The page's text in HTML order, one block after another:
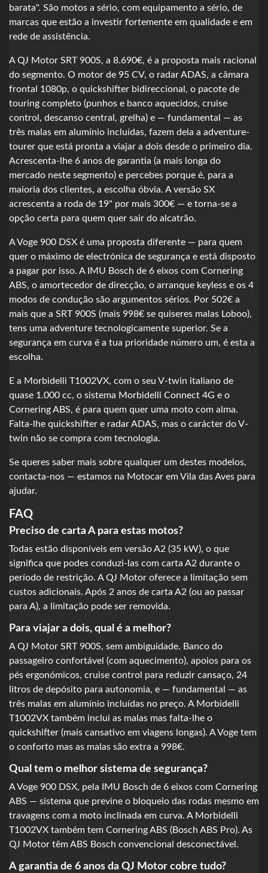
barata". São motos a sério, com equipamento a sério, de
marcas que estão a investir fortemente em qualidade e em
rede de assistência.
A QJ Motor SRT 900S, a 8.690€, é a proposta mais racional
do segmento. O motor de 95 CV, o radar ADAS, a câmara
frontal 1080p, o quickshifter bidireccional, o pacote de
touring completo (punhos e banco aquecidos, cruise
control, descanso central, grelha) e — fundamental — as
três malas em alumínio incluídas, fazem dela a adventure-
tourer que está pronta a viajar a dois desde o primeiro dia.
Acrescenta-lhe 6 anos de garantia (a mais longa do
mercado neste segmento) e percebes porque é, para a
maioria dos clientes, a escolha óbvia. A versão SX
acrescenta a roda de 19" por mais 300€ — e torna-se a
opção certa para quem quer sair do alcatrão.
A Voge 900 DSX é uma proposta diferente — para quem
quer o máximo de electrónica de segurança e está disposto
a pagar por isso. A IMU Bosch de 6 eixos com Cornering
ABS, o amortecedor de direcção, o arranque keyless e os 4
modos de condução são argumentos sérios. Por 502€ a
mais que a SRT 900S (mais 998€ se quiseres malas Loboo),
tens uma adventure tecnologicamente superior. Se a
segurança em curva é a tua prioridade número um, é esta a
escolha.
E a Morbidelli T1002VX, com o seu V-twin italiano de
quase 1.000 cc, o sistema Morbidelli Connect 4G e o
Cornering ABS, é para quem quer uma moto com alma.
Falta-lhe quickshifter e radar ADAS, mas o carácter do V-
twin não se compra com tecnologia.
Se queres saber mais sobre qualquer um destes modelos,
contacta-nos — estamos na Motocar em Vila das Aves para
ajudar.
FAQ
Preciso de carta A para estas motos?
Todas estão disponíveis em versão A2 (35 kW), o que
significa que podes conduzi-las com carta A2 durante o
período de restrição. A QJ Motor oferece a limitação sem
custos adicionais. Após 2 anos de carta A2 (ou ao passar
para A), a limitação pode ser removida.
Para viajar a dois, qual é a melhor?
A QJ Motor SRT 900S, sem ambiguidade. Banco do
passageiro confortável (com aquecimento), apoios para os
pés ergonómicos, cruise control para reduzir cansaço, 24
litros de depósito para autonomia, e — fundamental — as
três malas em alumínio incluídas no preço. A Morbidelli
T1002VX também inclui as malas mas falta-lhe o
quickshifter (mais cansativo em viagens longas). A Voge tem
o conforto mas as malas são extra a 998€.
Qual tem o melhor sistema de segurança?
A Voge 900 DSX, pela IMU Bosch de 6 eixos com Cornering
ABS — sistema que previne o bloqueio das rodas mesmo em
travagens com a moto inclinada em curva. A Morbidelli
T1002VX também tem Cornering ABS (Bosch ABS Pro). As
QJ Motor têm ABS Bosch convencional desconectável.
A garantia de 6 anos da QJ Motor cobre tudo?